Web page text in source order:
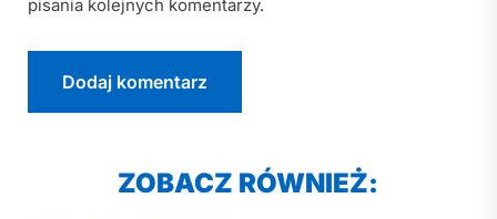
pisania kolejnych komentarzy.
ZOBACZ RÓWNIEŻ: